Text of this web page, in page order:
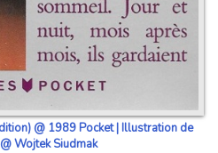
@ 1989 Pocket | Illustration de
Wojtek Siudmak